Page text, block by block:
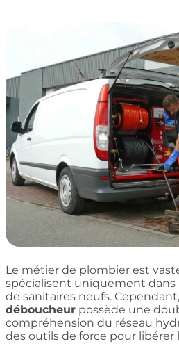
Le métier de plombier est
spécialisent uniquement dans
de sanitaires neufs.
déboucheur possède une
compréhension du réseau
des outils de force pour libérer